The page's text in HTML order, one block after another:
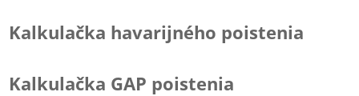
Kalkulačka havarijného poistenia
Kalkulačka GAP poistenia